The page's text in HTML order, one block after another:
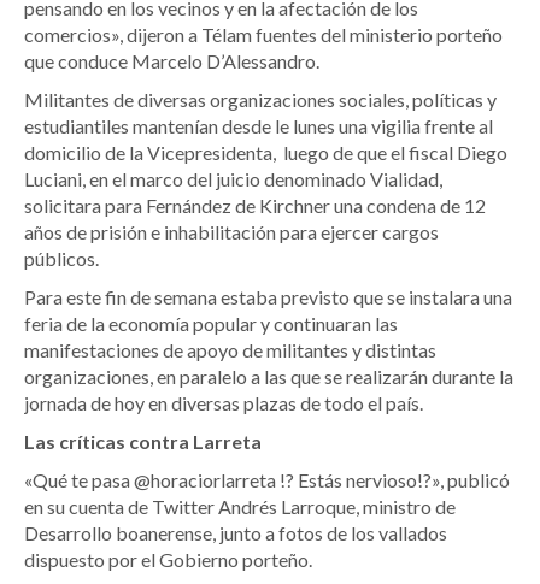
pensando en los vecinos y en la afectación de los
comercios», dijeron a Télam fuentes del ministerio porteño
que conduce Marcelo D’Alessandro.
Militantes de diversas organizaciones sociales, políticas y
estudiantiles mantenían desde le lunes una vigilia frente al
domicilio de la Vicepresidenta, luego de que el fiscal Diego
Luciani, en el marco del juicio denominado Vialidad,
solicitara para Fernández de Kirchner una condena de 12
años de prisión e inhabilitación para ejercer cargos
públicos.
Para este fin de semana estaba previsto que se instalara una
feria de la economía popular y continuaran las
manifestaciones de apoyo de militantes y distintas
organizaciones, en paralelo a las que se realizarán durante la
jornada de hoy en diversas plazas de todo el país.
Las críticas contra Larreta
«Qué te pasa @horaciorlarreta !? Estás nervioso!?», publicó
en su cuenta de Twitter Andrés Larroque, ministro de
Desarrollo boanerense, junto a fotos de los vallados
dispuesto por el Gobierno porteño.